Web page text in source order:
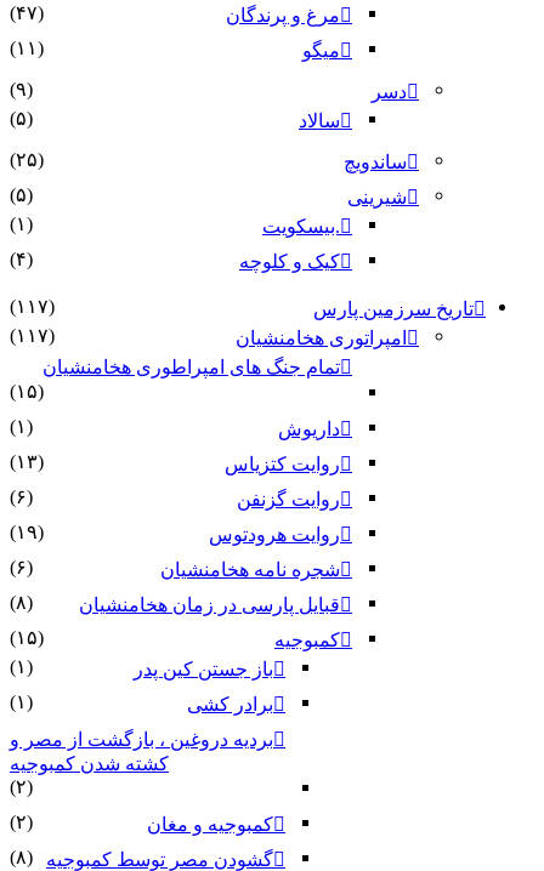
مرغ و پرندگان
(۴۷)
میگو
(۱۱)
دسر
(۹)
سالاد
(۵)
ساندویچ
(۲۵)
شیرینی
(۵)
.بیسکویت
(۱)
کیک و کلوچه
(۴)
تاریخ سرزمین پارس
(۱۱۷)
امپراتوری هخامنشیان
(۱۱۷)
تمام جنگ های امپراطوری هخامنشیان
(۱۵)
داریوش
(۱)
روایت کتزیاس
(۱۳)
روایت گزنفن
(۶)
روایت هرودتوس
(۱۹)
شجره نامه هخامنشیان
(۶)
قبایل پارسی در زمان هخامنشیان
(۸)
کمبوجیه
(۱۵)
باز جستن کین پدر
(۱)
برادر کشی
(۱)
بردیه دروغین ، بازگشت از مصر و
کشته شدن کمبوجیه
(۲)
کمبوجیه و مغان
(۲)
گشودن مصر توسط کمبوجیه
(۸)